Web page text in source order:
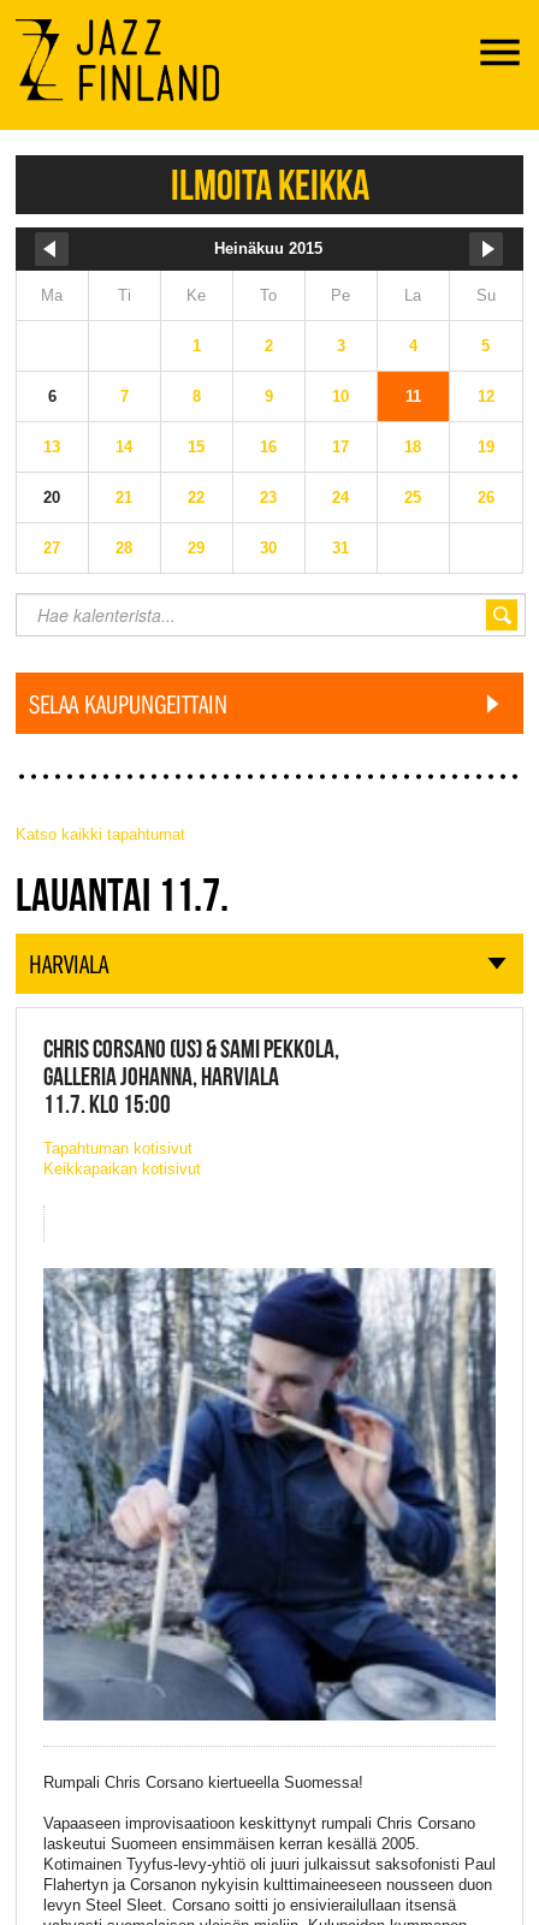
Menu
ILMOITA KEIKKA
Heinäkuu 2015
Ma Ti Ke To Pe La Su
1 2 3 4 5
6 7 8 9 10 11 12
13 14 15 16 17 18 19
20 21 22 23 24 25 26
27 28 29 30 31
SELAA KAUPUNGEITTAIN
Katso kaikki tapahtumat
JAZZ FINLAND LIVE
LAUANTAI 11.7.
HARVIALA
CHRIS CORSANO (US) & SAMI PEKKOLA,
GALLERIA JOHANNA, HARVIALA
11.7. KLO 15:00
Tapahtuman kotisivut
Keikkapaikan kotisivut
Rumpali Chris Corsano kiertueella Suomessa!
Vapaaseen improvisaatioon keskittynyt rumpali Chris Corsano
laskeutui Suomeen ensimmäisen kerran kesällä 2005.
Kotimainen Tyyfus-levy-yhtiö oli juuri julkaissut saksofonisti Paul
Flahertyn ja Corsanon nykyisin kulttimaineeseen nousseen duon
levyn Steel Sleet. Corsano soitti jo ensivierailullaan itsensä